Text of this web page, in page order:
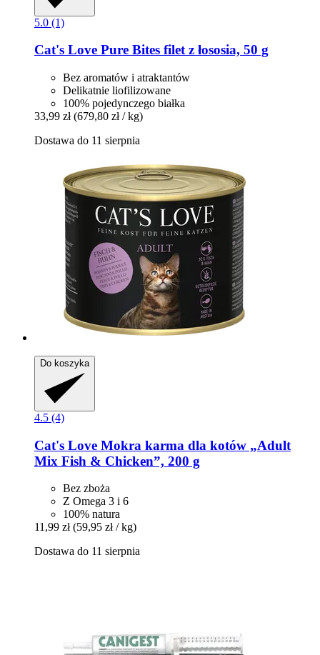
5.0 (1)
Cat's Love Pure Bites filet z łososia, 50 g
Bez aromatów i atraktantów
Delikatnie liofilizowane
100% pojedynczego białka
33,99 zł (679,80 zł / kg)
Dostawa do 11 sierpnia
Do koszyka
4.5 (4)
Cat's Love Mokra karma dla kotów „Adult
Mix Fish & Chicken”, 200 g
Bez zboża
Z Omega 3 i 6
100% natura
11,99 zł (59,95 zł / kg)
Dostawa do 11 sierpnia